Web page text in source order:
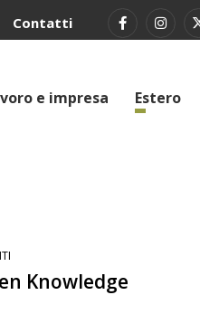
Contatti
e impresa Estero
Knowledge